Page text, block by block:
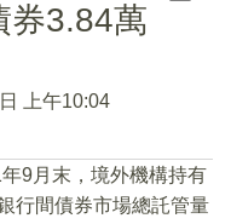
券3.84萬
上午10:04
9月末，境外機構持有
行間債券市場總託管量